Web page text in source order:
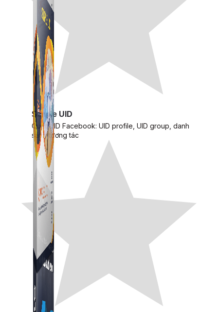
Simple UID
Quét UID Facebook: UID profile, UID group, danh
sách tương tác